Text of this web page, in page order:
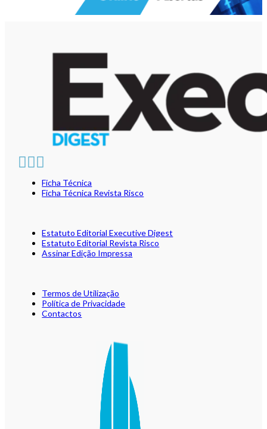
Ficha Técnica
Ficha Técnica Revista Risco
Estatuto Editorial Executive Digest
Estatuto Editorial Revista Risco
Assinar Edição Impressa
Termos de Utilização
Política de Privacidade
Contactos